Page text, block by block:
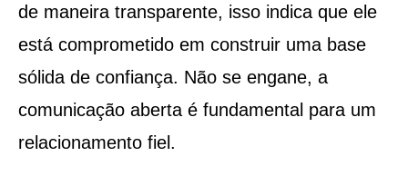
de maneira transparente, isso indica que ele
está comprometido em construir uma base
sólida de confiança. Não se engane, a
comunicação aberta é fundamental para um
relacionamento fiel.